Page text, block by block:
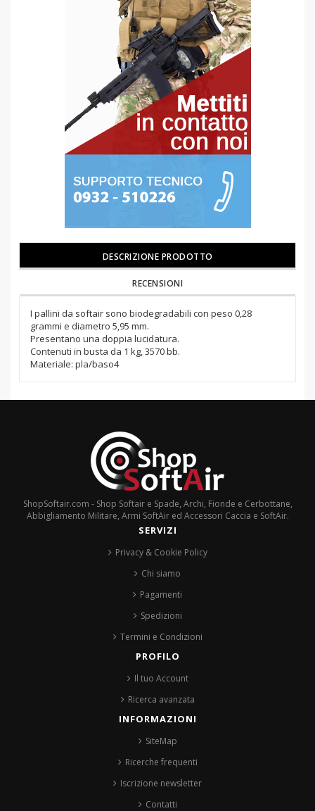
DESCRIZIONE PRODOTTO
RECENSIONI
I pallini da softair sono biodegradabili con peso 0,28
grammi e diametro 5,95 mm.
Presentano una doppia lucidatura.
Contenuti in busta da 1 kg, 3570 bb.
Materiale: pla/baso4
ShopSoftair.com - Shop Softair e Spade, Archi, Fionde e Cerbottane,
Abbigliamento Militare, Armi SoftAir ed Accessori Caccia e SoftAir.
SERVIZI
Privacy & Cookie Policy
Chi siamo
Pagamenti
Spedizioni
Termini e Condizioni
PROFILO
Il tuo Account
Ricerca avanzata
INFORMAZIONI
SiteMap
Ricerche frequenti
Iscrizione newsletter
Contatti